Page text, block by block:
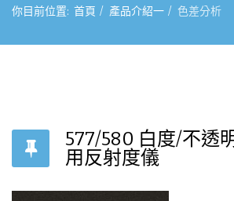
你目前位置: 首頁 產品介紹一 色差分析
577/580 白度/不透
用反射度儀